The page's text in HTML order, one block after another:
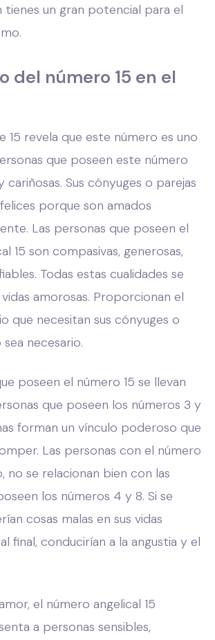
tienes un gran potencial para el
del número 15 en el
15 revela que este número es uno
que poseen este número
cariñosas. Sus cónyuges o parejas
porque son amados
Las personas que poseen el
15 son compasivas, generosas,
Todas estas cualidades se
amorosas. Proporcionan el
que necesitan sus cónyuges o
necesario.
poseen el número 15 se llevan
que poseen los números 3 y
forman un vínculo poderoso que
Las personas con el número
no se relacionan bien con las
los números 4 y 8. Si se
cosas malas en sus vidas
final, conducirían a la angustia y el
el número angelical 15
a personas sensibles,